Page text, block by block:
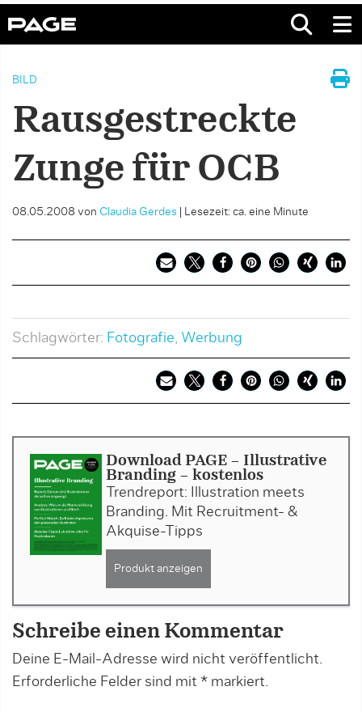
BILD
Rausgestreckte
Zunge für OCB
08.05.2008 von Claudia Gerdes Lesezeit: ca. eine Minute
Schlagwörter: Fotografie, Werbung
Download PAGE - Illustrative
Branding - kostenlos
Trendreport: Illustration meets
Branding. Mit Recruitment- &
Akquise-Tipps
Produkt anzeigen
Schreibe einen Kommentar
Deine E-Mail-Adresse wird nicht veröffentlicht.
Erforderliche Felder sind mit * markiert.